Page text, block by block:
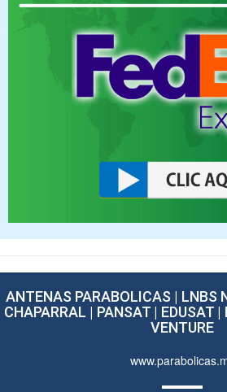
ANTENAS PARABOLICAS | LNBS
CHAPARRAL | PANSAT | EDUSAT
VENTURE